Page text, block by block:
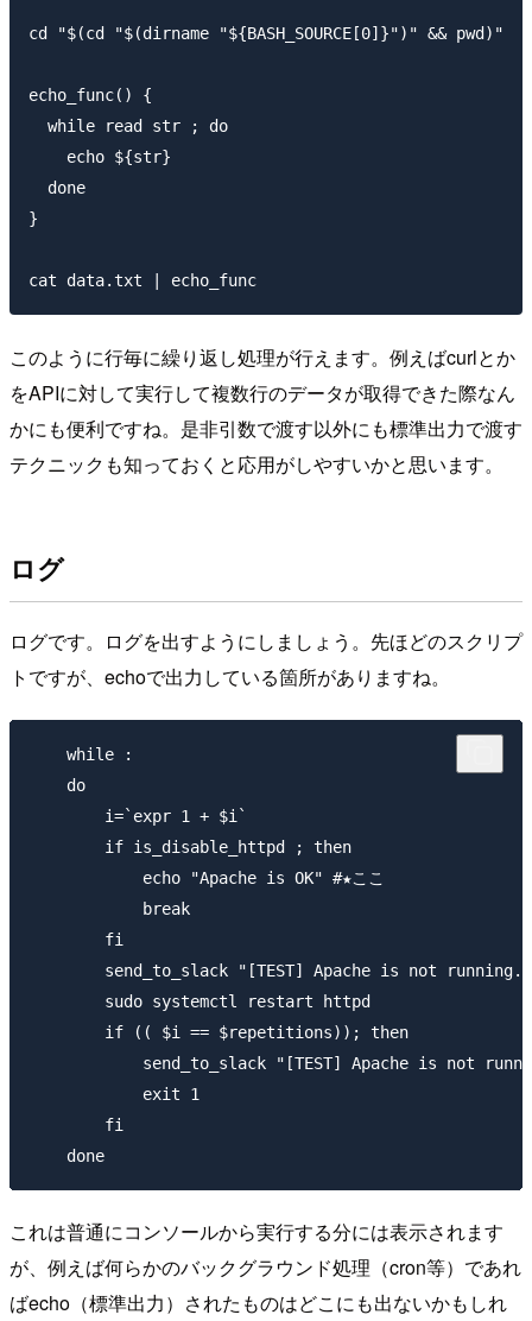
cd "$(cd "$(dirname "${BASH_SOURCE[0]}")" && pwd)"
echo_func() {
  while read str ; do
    echo ${str}
  done
}
このように行毎に繰り返し処理が行えます。例えばcurlとか
をAPIに対して実行して複数行のデータが取得できた際なん
かにも便利ですね。是非引数で渡す以外にも標準出力で渡す
テクニックも知っておくと応用がしやすいかと思います。
ログ
ログです。ログを出すようにしましょう。先ほどのスクリプ
トですが、echoで出力している箇所がありますね。
    while :
    do
        i=`expr 1 + $i`
        if is_disable_httpd ; then
            echo "Apache is OK" #★ここ
            break
        fi
send_to_slack "[TEST] Apache is not
        sudo systemctl restart httpd
        if (( $i == $repetitions)); then
send_to_slack "[TEST] Apache is not
            exit 1
        fi
これは普通にコンソールから実行する分には表示されます
が、例えば何らかのバックグラウンド処理（cron等）であれ
ばecho（標準出力）されたものはどこにも出ないかもしれ